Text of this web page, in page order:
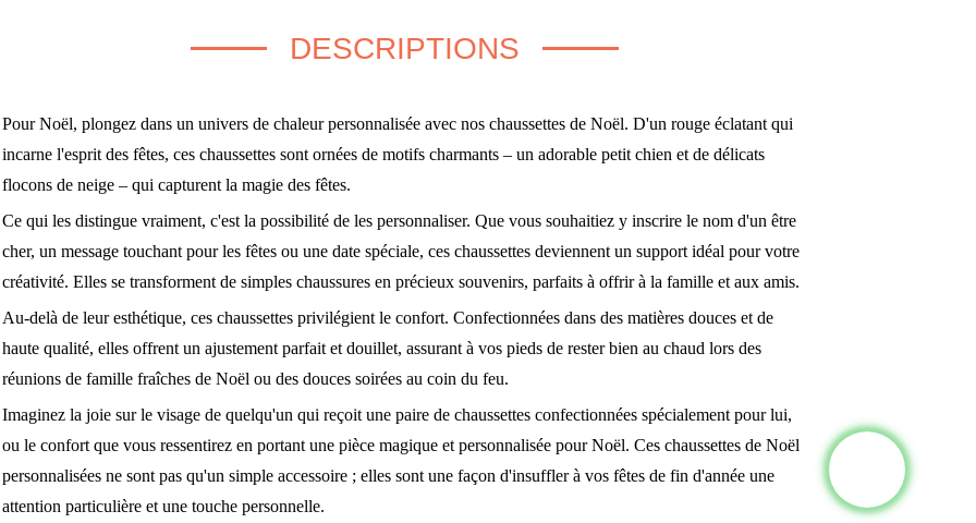
DESCRIPTIONS
Pour Noël, plongez dans un univers de chaleur personnalisée avec nos chaussettes de Noël. D'un rouge éclatant qui
incarne l'esprit des fêtes, ces chaussettes sont ornées de motifs charmants – un adorable petit chien et de délicats
flocons de neige – qui capturent la magie des fêtes.
Ce qui les distingue vraiment, c'est la possibilité de les personnaliser. Que vous souhaitiez y inscrire le nom d'un être
cher, un message touchant pour les fêtes ou une date spéciale, ces chaussettes deviennent un support idéal pour votre
créativité. Elles se transforment de simples chaussures en précieux souvenirs, parfaits à offrir à la famille et aux amis.
Au-delà de leur esthétique, ces chaussettes privilégient le confort. Confectionnées dans des matières douces et de
haute qualité, elles offrent un ajustement parfait et douillet, assurant à vos pieds de rester bien au chaud lors des
réunions de famille fraîches de Noël ou des douces soirées au coin du feu.
Imaginez la joie sur le visage de quelqu'un qui reçoit une paire de chaussettes confectionnées spécialement pour lui,
ou le confort que vous ressentirez en portant une pièce magique et personnalisée pour Noël. Ces chaussettes de Noël
personnalisées ne sont pas qu'un simple accessoire ; elles sont une façon d'insuffler à vos fêtes de fin d'année une
attention particulière et une touche personnelle.